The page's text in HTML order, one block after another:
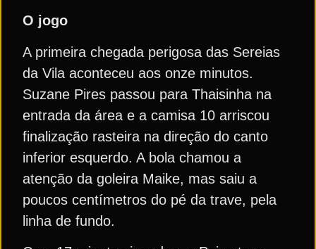
O jogo
A primeira chegada perigosa das Sereias
da Vila aconteceu aos onze minutos.
Suzane Pires passou para Thaisinha na
entrada da área e a camisa 10 arriscou
finalização rasteira na direção do canto
inferior esquerdo. A bola chamou a
atenção da goleira Maike, mas saiu a
poucos centímetros do pé da trave, pela
linha de fundo.